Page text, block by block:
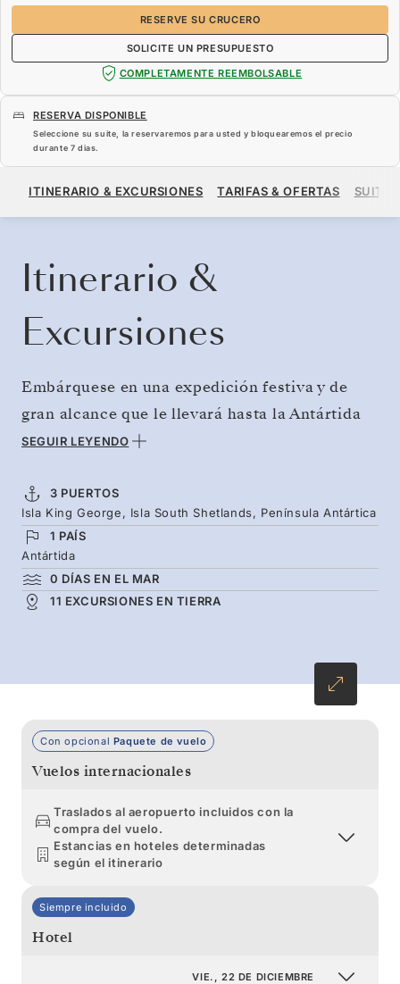
RESERVE SU CRUCERO
SOLICITE UN PRESUPUESTO
COMPLETAMENTE REEMBOLSABLE
RESERVA DISPONIBLE
Seleccione su suite, la reservaremos para usted y bloquearemos el precio
durante 7 dias.
18.680 US$
ITINERARIO & EXCURSIONES TARIFAS & OFERTAS SUITES
Itinerario &
Excursiones
Embárquese en una expedición festiva y de
gran alcance que le llevará hasta la Antártida
para vivir una blanca Navidad como jamás
seis días completos de inmersión en el último
continente en la época más mágica del año.
Los largos días bañados por la luz solar le
permitirán descubrir nuevas familias de
pingüinos, explorar icebergs y vivir aventuras
SEGUIR LEYENDO
3 PUERTOS
Isla King George, Isla South Shetlands, Península Antártica
1 PAÍS
Antártida
0 DÍAS EN EL MAR
11 EXCURSIONES EN TIERRA
Con opcional Paquete de vuelo
Vuelos internacionales
Traslados al aeropuerto incluidos con la
compra del vuelo.
Estancias en hoteles determinadas
según el itinerario
Siempre incluido
Hotel
VIE., 22 DE DICIEMBRE